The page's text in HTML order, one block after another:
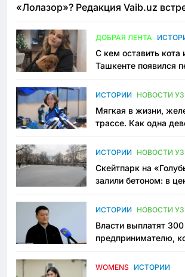
«Лолазор»? Редакция Vaib.uz
ДОБРАЯ ЛЕНТА
С кем оставить кота
Ташкенте появился
ИСТОРИИ НОВОСТИ
Мягкая в жизни,
трассе. Как одна
Узбекистане
ИСТОРИИ НОВОСТИ
Скейтпарк на
залили бетоном: в
пространство
ИСТОРИИ НОВОСТИ
Власти выплатят
предпринимателю,
приговору
WOMENS ИСТОРИИ